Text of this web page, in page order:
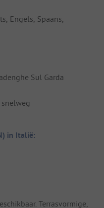
Engels, Spaans,
Sul Garda
in Italië:
Terrasvormige,